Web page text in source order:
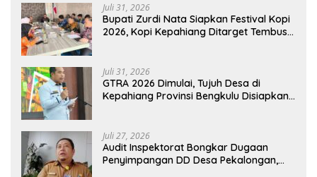
Juli 31, 2026
Bupati Zurdi Nata Siapkan Festival Kopi
2026, Kopi Kepahiang Ditarget Tembus
Juli 31, 2026
GTRA 2026 Dimulai, Tujuh Desa di
Kepahiang Provinsi Bengkulu Disiapkan
Juli 27, 2026
Audit Inspektorat Bongkar Dugaan
Penyimpangan DD Desa Pekalongan,